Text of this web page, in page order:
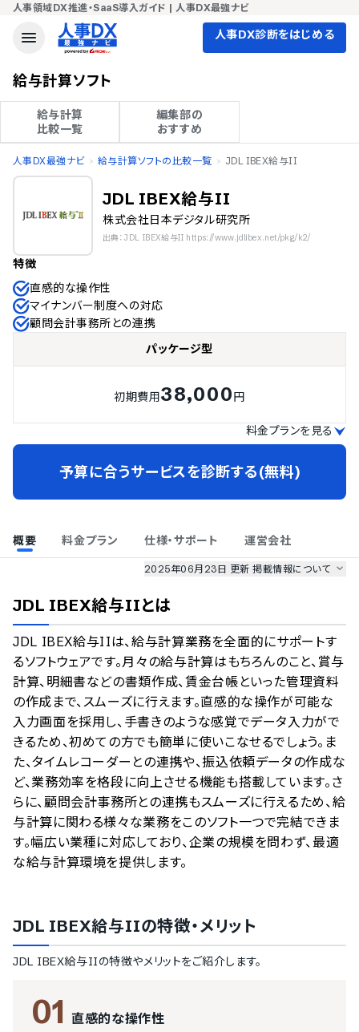
人事領域DX推進・SaaS導入ガイド | 人事DX最強ナビ
人事DX診断をはじめる
給与計算ソフト
給与計算
比較一覧
編集部の
おすすめ
人事DX最強ナビ 給与計算ソフトの比較一覧 JDL IBEX給与II
JDL IBEX給与II
株式会社日本デジタル研究所
出典：JDL IBEX給与II https://www.jdlibex.net/pkg/k2/
特徴
直感的な操作性
マイナンバー制度への対応
顧問会計事務所との連携
パッケージ型
初期費用38,000円
料金プランを見る
予算に合うサービスを診断する(無料)
概要 料金プラン 仕様・サポート 運営会社
2025年06月23日 更新掲載情報について
のサービス情報は、
のサービスデータを参照しています。
情報更新者：人事DX最強ナビ編集部 情報取得元 掲載修正依頼
JDL IBEX給与IIとは
JDL IBEX給与IIは、給与計算業務を全面的にサポートす
るソフトウェアです。月々の給与計算はもちろんのこと、賞与
計算、明細書などの書類作成、賃金台帳といった管理資料
の作成まで、スムーズに行えます。直感的な操作が可能な
入力画面を採用し、手書きのような感覚でデータ入力がで
きるため、初めての方でも簡単に使いこなせるでしょう。ま
た、タイムレコーダーとの連携や、振込依頼データの作成な
ど、業務効率を格段に向上させる機能も搭載しています。さ
らに、顧問会計事務所との連携もスムーズに行えるため、給
与計算に関わる様々な業務をこのソフト一つで完結できま
す。幅広い業種に対応しており、企業の規模を問わず、最適
な給与計算環境を提供します。
JDL IBEX給与IIの特徴・メリット
JDL IBEX給与IIの特徴やメリットをご紹介します。
01 直感的な操作性